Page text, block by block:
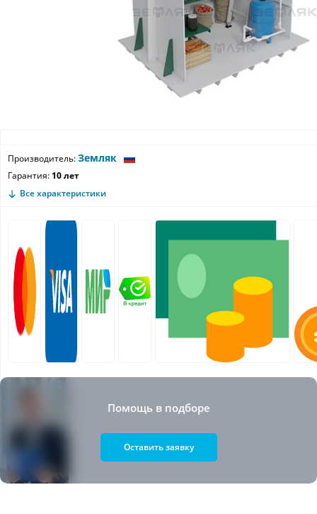
Производитель:Земляк
Гарантия: 10 лет
Все характеристики
Помощь в подборе
Оставить заявку